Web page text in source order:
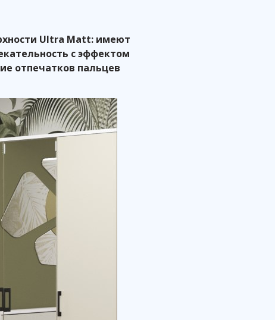
Ultra Matt: имеют
с эффектом
отпечатков пальцев